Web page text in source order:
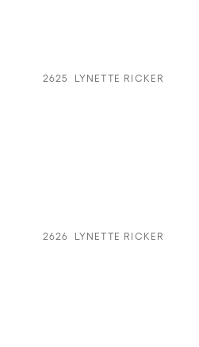
2625 LYNETTE RICKER
2626 LYNETTE RICKER